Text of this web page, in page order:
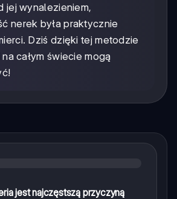
jej wynalezieniem,
nerek była praktycznie
Dziś dzięki tej metodzie
całym świecie mogą
jest najczęstszą przyczyną